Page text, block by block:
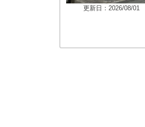
更新日：2026/08/01